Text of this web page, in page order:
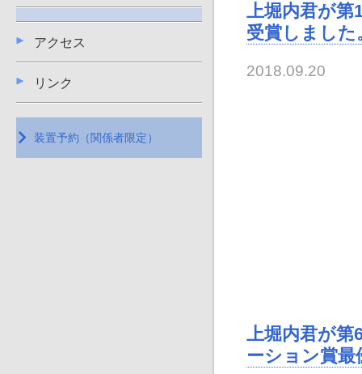
アクセス
リンク
装置予約（関係者限定）
上堀内君が第
受賞しました
2018.09.20
上堀内君が第
ーション賞